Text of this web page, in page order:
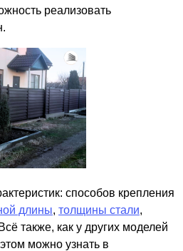
реализовать
способов крепления
длины, толщины стали,
также, как у других моделей
можно узнать в